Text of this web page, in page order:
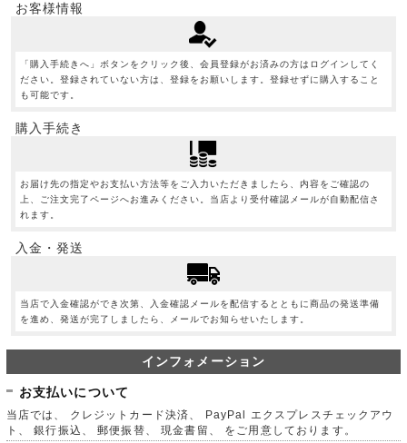
お客様情報
「購入手続きへ」ボタンをクリック後、会員登録がお済みの方はログインしてく
ださい。登録されていない方は、登録をお願いします。登録せずに購入すること
も可能です。
購入手続き
お届け先の指定やお支払い方法等をご入力いただきましたら、内容をご確認の
上、ご注文完了ページへお進みください。当店より受付確認メールが自動配信さ
れます。
入金・発送
当店で入金確認ができ次第、入金確認メールを配信するとともに商品の発送準備
を進め、発送が完了しましたら、メールでお知らせいたします。
インフォメーション
お支払いについて
当店では、 クレジットカード決済、 PayPal エクスプレスチェックアウ
ト、 銀行振込、 郵便振替、 現金書留、 をご用意しております。